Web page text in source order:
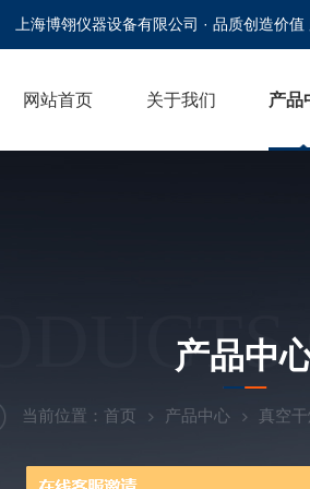
上海博翎仪器设备有限公司 · 品质创造价值
网站首页 关于我们 产品
产品中
当前位置： 首页 产品中心 真空干